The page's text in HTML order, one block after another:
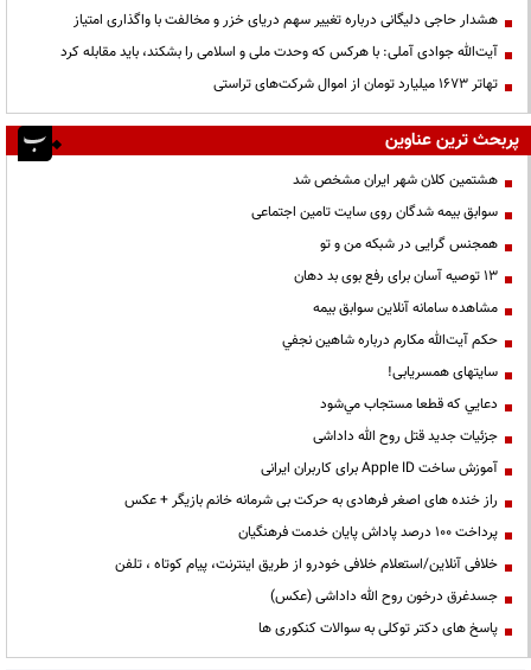
هشدار حاجی دلیگانی درباره تغییر سهم دریای خزر و مخالفت با واگذاری امتیاز
آیت‌الله جوادی آملی: با هرکس که وحدت ملی و اسلامی را بشکند، باید مقابله کرد
تهاتر ۱۶۷۳ میلیارد تومان از اموال شرکت‌های تراستی
پربحث ترین عناوین
هشتمین کلان شهر ایران مشخص شد
سوابق بیمه شدگان روی سایت تامین اجتماعی
همجنس گرایی در شبکه من و تو
13 توصیه آسان برای رفع بوی بد دهان
مشاهده سامانه آنلاين سوابق بیمه
حكم آيت‌الله مكارم درباره شاهين نجفي
سایتهای همسریابی!
دعايي كه قطعا مستجاب مي‌شود
جزئیات جدید قتل روح الله داداشی
آموزش ساخت Apple ID برای کاربران ایرانی
راز خنده های اصغر فرهادی به حرکت بی شرمانه خانم بازیگر + عکس
پرداخت ۱۰۰ درصد پاداش پایان خدمت فرهنگیان
خلافی آنلاین/استعلام خلافی خودرو از طریق اینترنت، پیام کوتاه ، تلفن
جسدغرق درخون روح الله داداشی (عکس)
پاسخ های دکتر توکلی به سوالات کنکوری ها